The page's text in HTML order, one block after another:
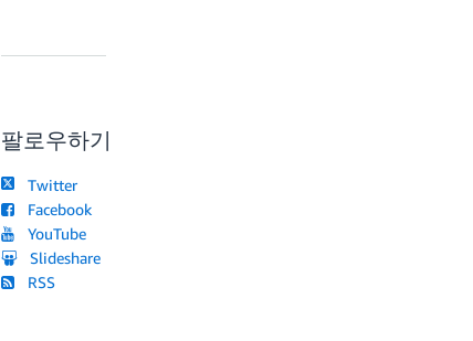
팔로우하기
Twitter
Facebook
YouTube
Slideshare
RSS